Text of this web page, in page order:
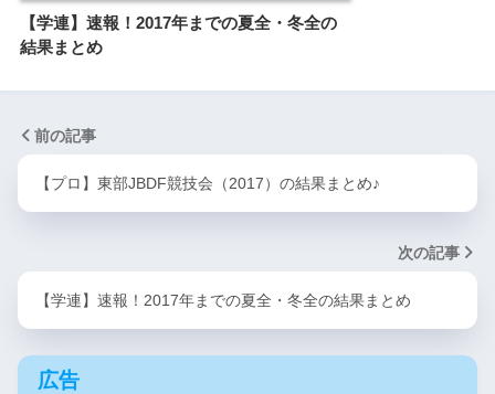
【学連】速報！2017年までの夏全・冬全の
結果まとめ
前の記事
【プロ】東部JBDF競技会（2017）の結果まとめ♪
次の記事
【学連】速報！2017年までの夏全・冬全の結果まとめ
広告